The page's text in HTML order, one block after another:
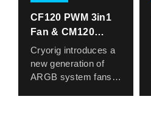
造。這不是一款大眾
化產品，而是專屬於
靜音信仰者的獨特選
擇。
LULL，不只是散熱，
卓越的冷卻效率。
散熱風扇也全面升
級，導入全新設計的
僅氣流輸出更強勁，
視覺表現更以光影流
動感為概念，創造柔
和而豐富的燈效層
單塔結構，搭載 4 根
高純度銅熱導管，確
效分散。適合初中階
處理器與主流平台使
用，提供穩定且安靜
的散熱表現，是日常
CF120 PWM 3in1
Fan & CM120
PWM 3 in 1 Fan
With 6 ports PWM
HUB
Cryorig introduces a
new generation of
ARGB system fans,